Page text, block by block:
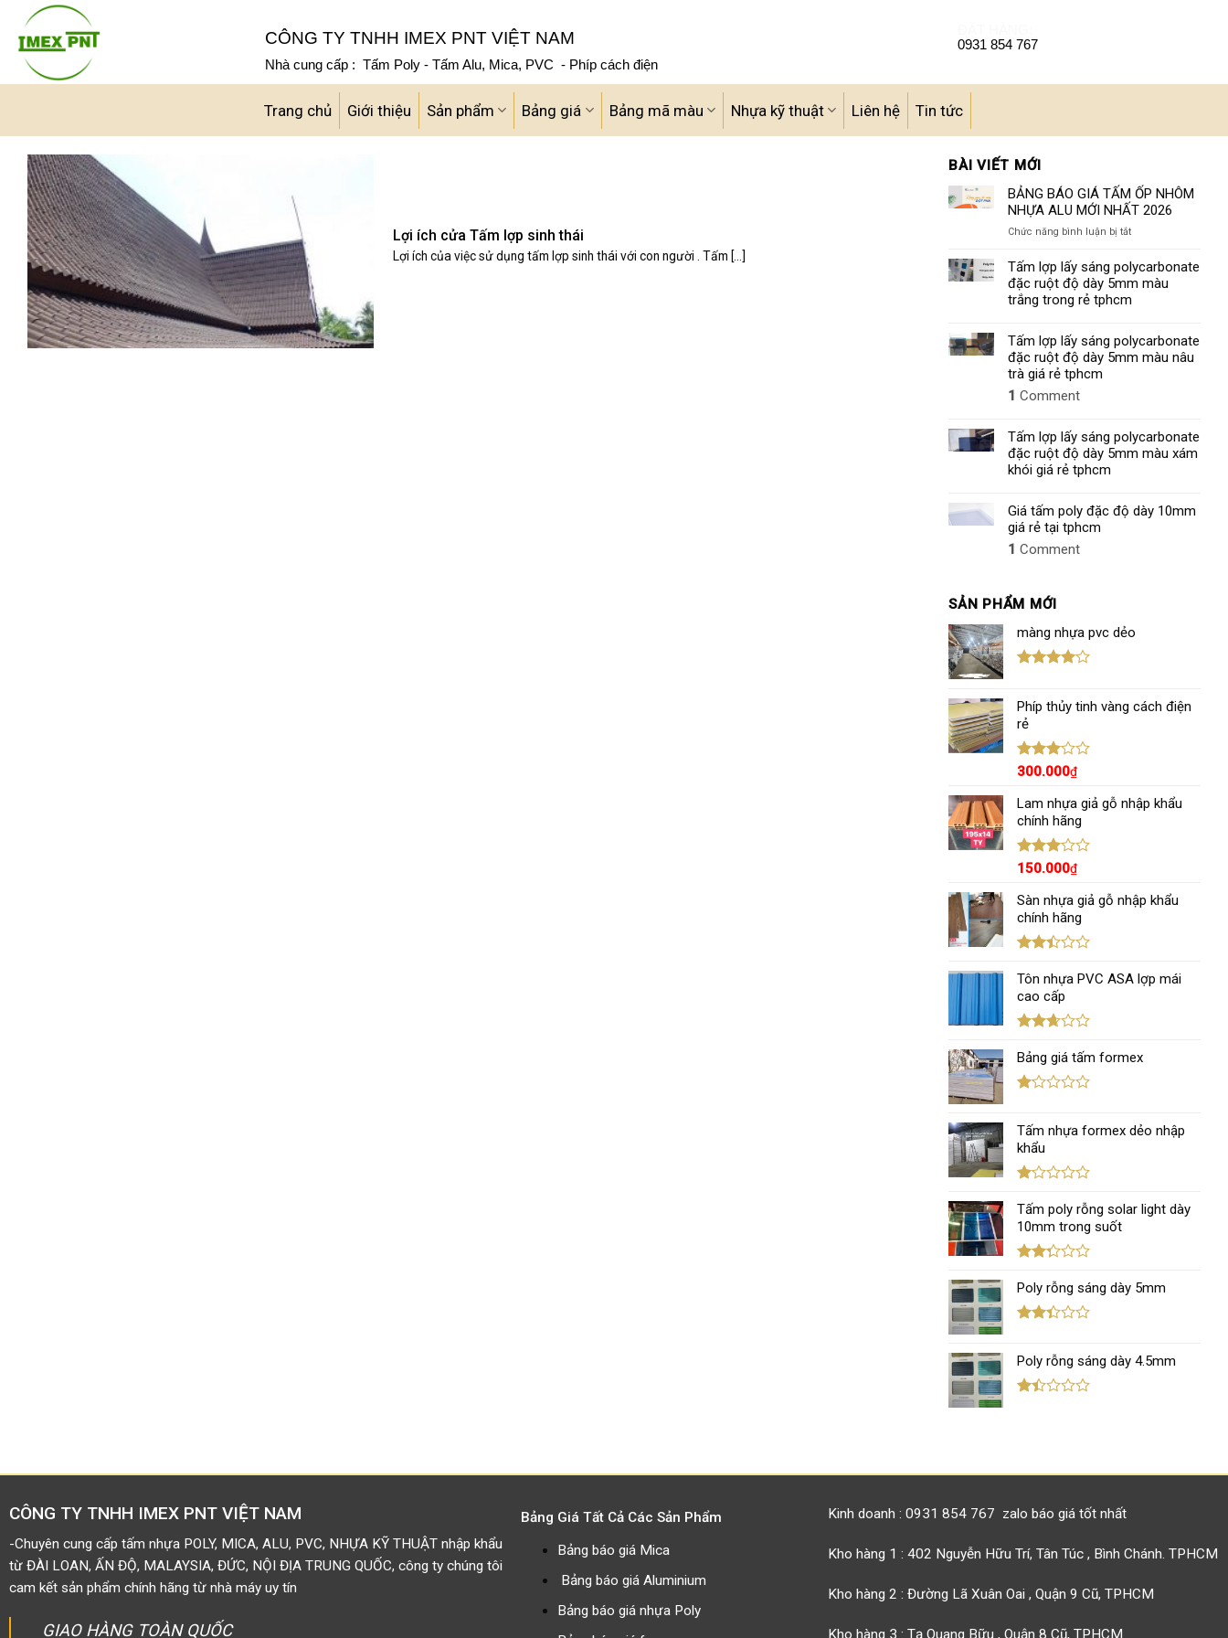
content
CÔNG TY TNHH IMEX PNT VIỆT NAM
Nhà cung cấp : Tấm Poly - Tấm Alu, Mica, PVC - Phíp cách điện
0931 854 767
Trang chủ Giới thiệu Sản phẩm Bảng giá Bảng mã màu Nhựa kỹ thuật Liên hệ Tin tức
Lợi ích cửa Tấm lợp sinh thái
Lợi ích của việc sử dụng tấm lợp sinh thái với con người . Tấm [...]
BÀI VIẾT MỚI
BẢNG BÁO GIÁ TẤM ỐP NHÔM
NHỰA ALU MỚI NHẤT 2026
Chức năng bình luận bị tắtở
BÁO
GIÁ
ỐP
NHỰA
ALU
Tấm lợp lấy sáng polycarbonate
đặc ruột độ dày 5mm màu
trắng trong rẻ tphcm
Tấm lợp lấy sáng polycarbonate
đặc ruột độ dày 5mm màu nâu
trà giá rẻ tphcm
1 Comment
Tấm lợp lấy sáng polycarbonate
đặc ruột độ dày 5mm màu xám
khói giá rẻ tphcm
Giá tấm poly đặc độ dày 10mm
giá rẻ tại tphcm
1 Comment
SẢN PHẨM MỚI
màng nhựa pvc dẻo
4.00 5
sao
Phíp thủy tinh vàng cách điện
rẻ
Được
hạng
3.005
sao
300.000₫
Lam nhựa giả gỗ nhập khẩu
chính hãng
Được
hạng
3.005
sao
150.000₫
Sàn nhựa giả gỗ nhập khẩu
chính hãng
xếp
hạng
5 sao
Tôn nhựa PVC ASA lợp mái
cao cấp
xếp
hạng
2.67
Bảng giá tấm formex
hạng
1.12
5
sao
Tấm nhựa formex dẻo nhập
khẩu
xếp
hạng
5
Tấm poly rỗng solar light dày
10mm trong suốt
xếp
hạng
2.31
Poly rỗng sáng dày 5mm
hạng
2.37
5 sao
Poly rỗng sáng dày 4.5mm
sao
CÔNG TY TNHH IMEX PNT VIỆT NAM
-Chuyên cung cấp tấm nhựa POLY, MICA, ALU, PVC, NHỰA KỸ THUẬT nhập khẩu
từ ĐÀI LOAN, ẤN ĐỘ, MALAYSIA, ĐỨC, NỘI ĐỊA TRUNG QUỐC, công ty chúng tôi
cam kết sản phẩm chính hãng từ nhà máy uy tín
GIAO HÀNG TOÀN QUỐC
Bảng Giá Tất Cả Các Sản Phẩm
Bảng báo giá Mica
Bảng báo giá Aluminium
Bảng báo giá nhựa Poly
Kinh doanh : 0931 854 767 zalo báo giá tốt nhất
Kho hàng 1 : 402 Nguyễn Hữu Trí, Tân Túc , Bình Chánh. TPHCM
Kho hàng 2 : Đường Lã Xuân Oai , Quận 9 Cũ, TPHCM
Kho hàng 3 : Tạ Quang Bữu , Quận 8 Cũ, TPHCM